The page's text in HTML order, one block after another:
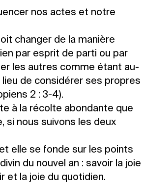
nos actes et notre
changer de la manière
par esprit de parti ou par
les autres comme étant au-
de considérer ses propres
2 : 3-4).
à la récolte abondante que
si nous suivons les deux
elle se fonde sur les points
du nouvel an : savoir la joie
et la joie du quotidien.